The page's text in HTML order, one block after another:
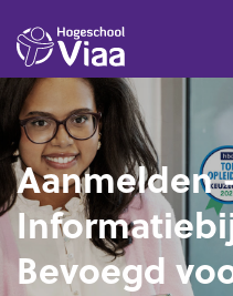
Aanmelden
Bevoegd